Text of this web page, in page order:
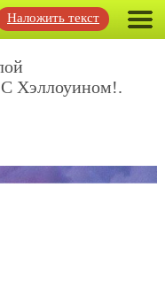
Наложить текст
Хэллоуином!.